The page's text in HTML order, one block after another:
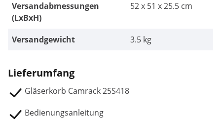
Versandabmessungen
(LxBxH)
52 x 51 x 25.5 cm
Versandgewicht 3.5 kg
Lieferumfang
Gläserkorb Camrack 25S418
Bedienungsanleitung